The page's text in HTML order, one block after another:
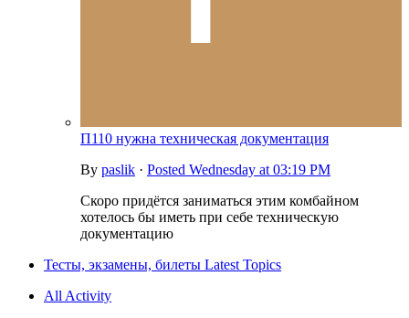
П110 нужна техническая документация
By paslik · Posted Wednesday at 03:19 PM
Скоро придётся заниматься этим комбайном
хотелось бы иметь при себе техническую
документацию
Тесты, экзамены, билеты Latest Topics
All Activity